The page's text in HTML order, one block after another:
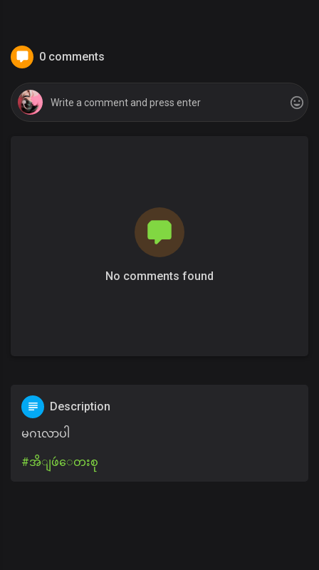
0 comments
No comments found
Description
မဂၤလာပါ
#အိျဖဴ​ေတးစု